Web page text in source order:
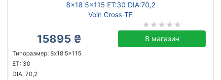
8x18 5x115 ET:30 DIA:70,2
Voin Cross-TF
15895 ₴ В магазин
Типоразмер: 8x18 5x115
ET: 30
DIA: 70,2